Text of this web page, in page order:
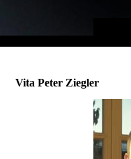
Vita Peter Ziegler